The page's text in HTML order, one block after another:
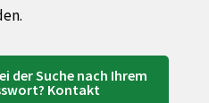
der Suche nach Ihrem
Kontakt